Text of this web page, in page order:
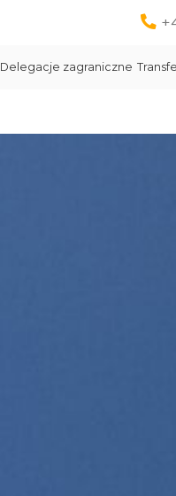
Delegacje zagraniczne